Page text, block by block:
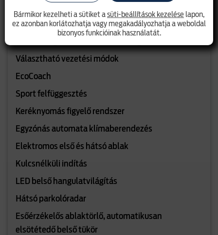
SYNC 4 - 12"-os érintőképernyő
ICE csomag 16: 2 USB, csatlakoztatott navigáció,
Választható vezetési módok
EcoCoach
Sport felfüggesztés
Keréknyomás figyelő rendszer
Egyzónás automata klímaberendezés
Elektromos első és hátsó ablak
Kulcsnélküli indítás
LED belső hangulatvilágítás
Hátsó parkolóradar
Esőérzékelős ablaktörlő, automatikusan
elsötétedő belső tükör
Bármikor kezelheti a sütiket asüti-beállítások kezelése lapon,
ez azonban korlátozhatja vagy megakadályozhatja a weboldal
bizonyos funkcióinak használatát.